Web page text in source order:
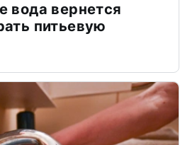
вода вернется
питьевую